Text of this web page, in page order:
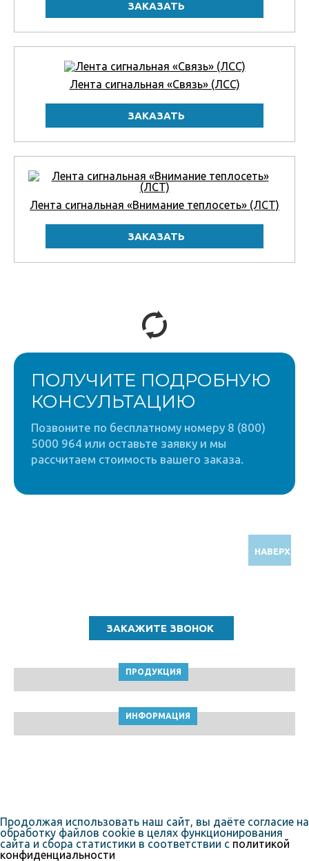
Лента сигнальная «Связь» (ЛСС)
Лента сигнальная «Внимание теплосеть» (ЛСТ)
ПОЛУЧИТЕ ПОДРОБНУЮ
КОНСУЛЬТАЦИЮ
Позвоните по бесплатному номеру 8 (800)
5000 964 или оставьте заявку и мы
рассчитаем стоимость вашего заказа.
НАВЕРХ
ПРОДУКЦИЯ
ИНФОРМАЦИЯ
Продолжая использовать наш сайт, вы даёте согласие на
обработку файлов cookie в целях функционирования
сайта и сбора статистики в соответствии с политикой
конфиденциальности